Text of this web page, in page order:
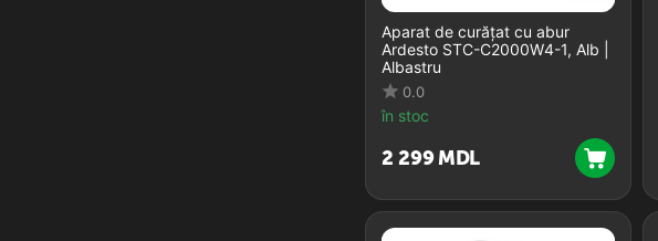
Aparat de curățat cu abur
Ardesto STC-C2000W4-1, Alb |
Albastru
0.0
în stoc
2 299 MDL